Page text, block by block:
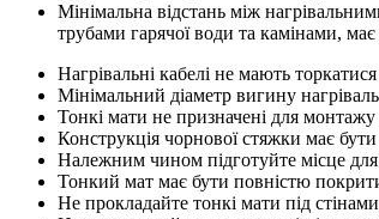
Мінімальна відстань між
трубами гарячої води та камінами,
Нагрівальні кабелі не мають
Мінімальний діаметр вигину
Тонкі мати не призначені для
Конструкція чорнової стяжки має
Належним чином підготуйте місце
Тонкий мат має бути повністю
Не прокладайте тонкі мати під